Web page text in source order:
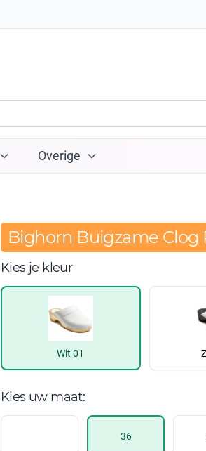
Overige
Bighorn Buigzame Clog
Kies je kleur
Wit 01
Kies uw maat:
36